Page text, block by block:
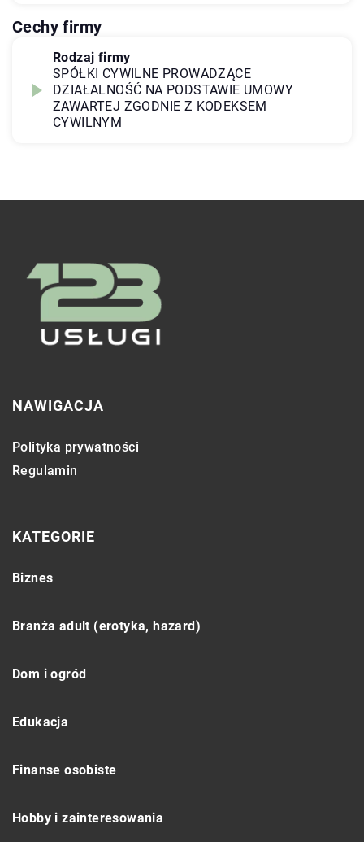
Cechy firmy
Rodzaj firmy
SPÓŁKI CYWILNE PROWADZĄCE
DZIAŁALNOŚĆ NA PODSTAWIE UMOWY
ZAWARTEJ ZGODNIE Z KODEKSEM
CYWILNYM
NAWIGACJA
Polityka prywatności
Regulamin
KATEGORIE
Biznes
Branża adult (erotyka, hazard)
Dom i ogród
Edukacja
Finanse osobiste
Hobby i zainteresowania